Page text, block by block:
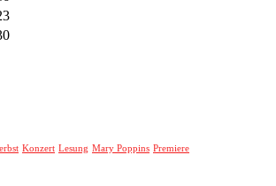
Konzert Lesung Mary Poppins Premiere